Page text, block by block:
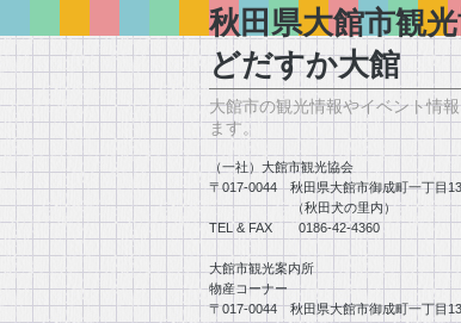
秋田県大館市観
どだすか大館
大館市の観光情報やイベント情
ます。
（一社）大館市観光協会
〒017-0044 秋田県大館市御成町一丁目
（秋田犬の里内）
TEL & FAX 0186-42-4360
大館市観光案内所
物産コーナー
〒017-0044 秋田県大館市御成町一丁目